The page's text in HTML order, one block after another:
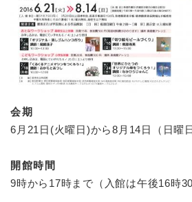
会期
6月21日(火曜日)から8月14日（日曜
開館時間
9時から17時まで（入館は午後16時